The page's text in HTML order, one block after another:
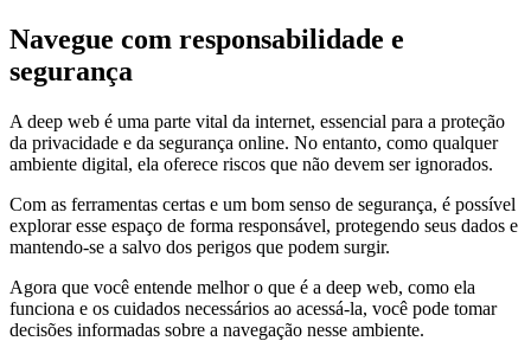
Navegue com responsabilidade e
segurança
A deep web é uma parte vital da internet, essencial para a proteção
da privacidade e da segurança online. No entanto, como qualquer
ambiente digital, ela oferece riscos que não devem ser ignorados.
Com as ferramentas certas e um bom senso de segurança, é possível
explorar esse espaço de forma responsável, protegendo seus dados e
mantendo-se a salvo dos perigos que podem surgir.
Agora que você entende melhor o que é a deep web, como ela
funciona e os cuidados necessários ao acessá-la, você pode tomar
decisões informadas sobre a navegação nesse ambiente.